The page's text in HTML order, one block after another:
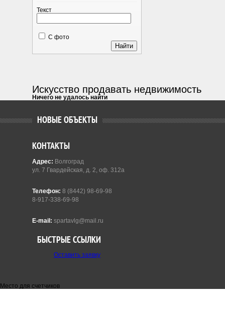
Текст
С фото
Искусство продавать недвижимость
Ничего не удалось найти
НОВЫЕ ОБЪЕКТЫ
КОНТАКТЫ
Адрес: Волгоград
ул. 7 Гвардейская, д. 2, оф. 312а
Телефон: 8 (8442) 98-69-98
8-917-338-69-98
E-mail: spartavlg@mail.ru
БЫСТРЫЕ ССЫЛКИ
Оставить заявку
Место для счетчиков